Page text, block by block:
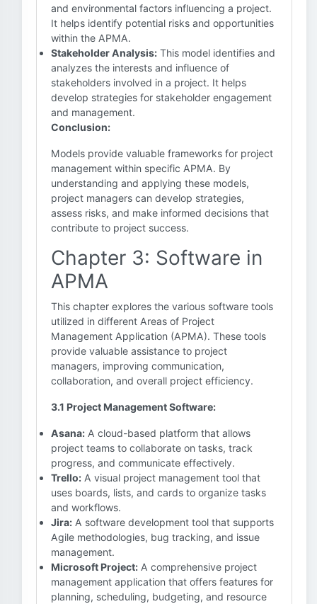
and environmental factors influencing a project.
It helps identify potential risks and opportunities
within the APMA.
Stakeholder Analysis: This model identifies and
analyzes the interests and influence of
stakeholders involved in a project. It helps
develop strategies for stakeholder engagement
and management.
Conclusion:
Models provide valuable frameworks for project
management within specific APMA. By
understanding and applying these models,
project managers can develop strategies,
assess risks, and make informed decisions that
contribute to project success.
Chapter 3: Software in
APMA
This chapter explores the various software tools
utilized in different Areas of Project
Management Application (APMA). These tools
provide valuable assistance to project
managers, improving communication,
collaboration, and overall project efficiency.
3.1 Project Management Software:
Asana: A cloud-based platform that allows
project teams to collaborate on tasks, track
progress, and communicate effectively.
Trello: A visual project management tool that
uses boards, lists, and cards to organize tasks
and workflows.
Jira: A software development tool that supports
Agile methodologies, bug tracking, and issue
management.
Microsoft Project: A comprehensive project
management application that offers features for
planning, scheduling, budgeting, and resource